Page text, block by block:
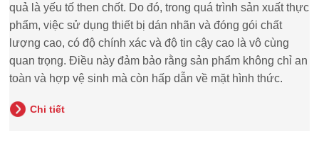
quả là yếu tố then chốt. Do đó, trong quá trình sản xuất thực
phẩm, việc sử dụng thiết bị dán nhãn và đóng gói chất
lượng cao, có độ chính xác và độ tin cậy cao là vô cùng
quan trọng. Điều này đảm bảo rằng sản phẩm không chỉ an
toàn và hợp vệ sinh mà còn hấp dẫn về mặt hình thức.
Chi tiết